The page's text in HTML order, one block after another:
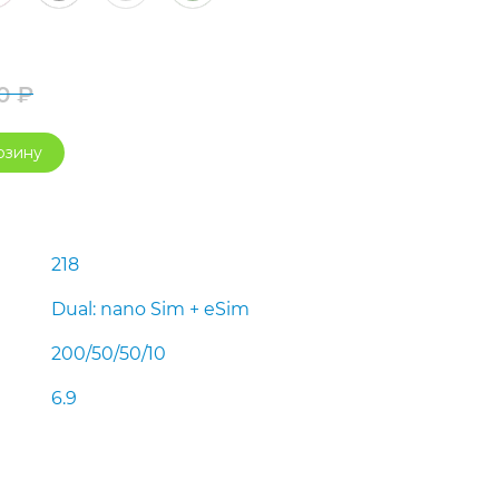
₽
цена
68
990 ₽.
цена:
490 ₽.
218
Dual: nano Sim + eSim
200/50/50/10
6.9